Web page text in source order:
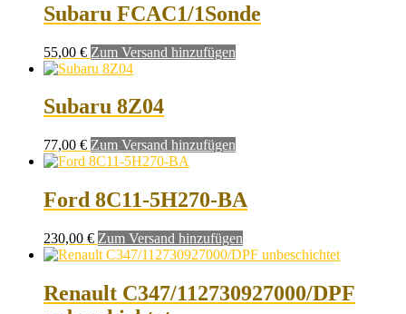
Subaru FCAC1/1Sonde
55,00 € Zum Versand hinzufügen
Subaru 8Z04
77,00 € Zum Versand hinzufügen
Ford 8C11-5H270-BA
230,00 € Zum Versand hinzufügen
Renault C347/112730927000/DPF